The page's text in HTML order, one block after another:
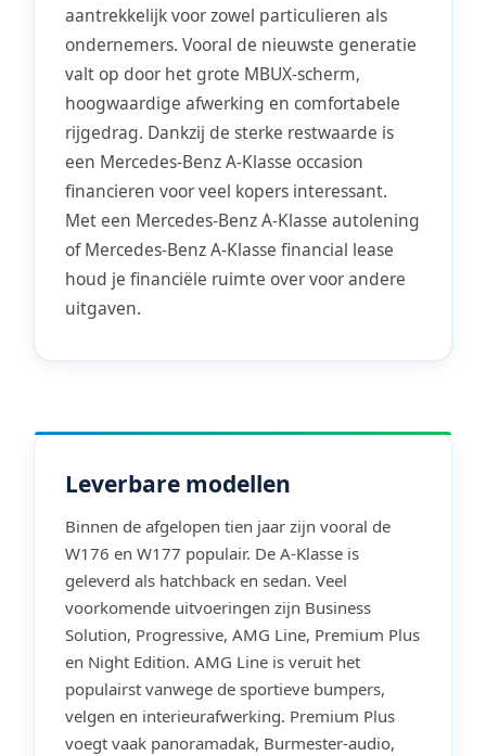
aantrekkelijk voor zowel particulieren als
ondernemers. Vooral de nieuwste generatie
valt op door het grote MBUX-scherm,
hoogwaardige afwerking en comfortabele
rijgedrag. Dankzij de sterke restwaarde is
een Mercedes-Benz A-Klasse occasion
financieren voor veel kopers interessant.
Met een Mercedes-Benz A-Klasse autolening
of Mercedes-Benz A-Klasse financial lease
houd je financiële ruimte over voor andere
uitgaven.
Leverbare modellen
Binnen de afgelopen tien jaar zijn vooral de
W176 en W177 populair. De A-Klasse is
geleverd als hatchback en sedan. Veel
voorkomende uitvoeringen zijn Business
Solution, Progressive, AMG Line, Premium Plus
en Night Edition. AMG Line is veruit het
populairst vanwege de sportieve bumpers,
velgen en interieurafwerking. Premium Plus
voegt vaak panoramadak, Burmester-audio,